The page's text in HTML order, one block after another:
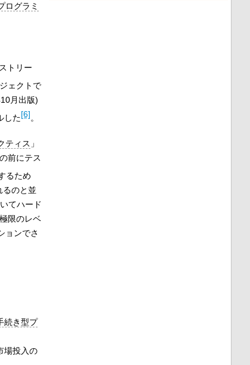
ログラミ
トリー
ェクトで
月出版)
した[6]。
ティス 」
前にテス
るため
るのと並
てハード
限のレベ
ョンでさ
続き型プ
場投入の